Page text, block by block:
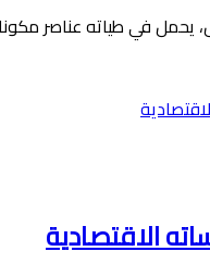
في طياته عناصر
الاقتصادية